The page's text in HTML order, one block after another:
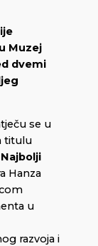
Muzej
dvemi
se u
titulu
Najbolji
Hanza
u
razvoja i